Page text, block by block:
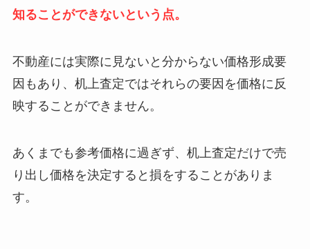
知ることができないという点。
不動産には実際に見ないと分からない価格形成要
因もあり、机上査定ではそれらの要因を価格に反
映することができません。
あくまでも参考価格に過ぎず、机上査定だけで売
り出し価格を決定すると損をすることがありま
す。